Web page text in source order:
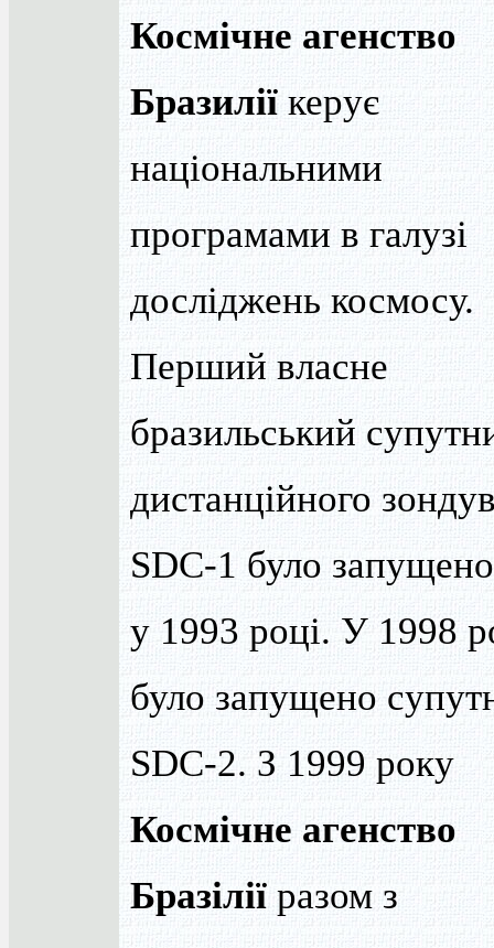
Космічне агенство
Бразилії керує
національними
програмами в галузі
досліджень космосу.
Перший власне
бразильський
дистанційного
SDC-1 було
у 1993 році. У 1998
було запущено
SDC-2. З 1999 року
Космічне агенство
Бразілії разом з